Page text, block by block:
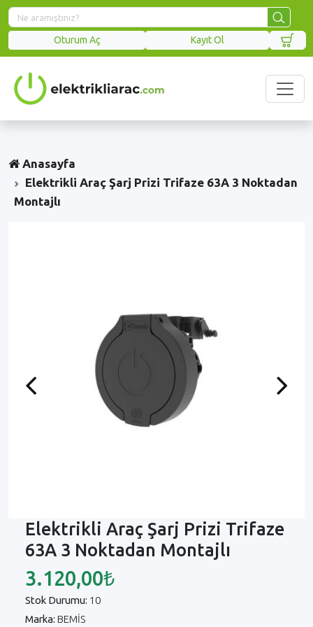
Oturum Aç Kayıt Ol
Anasayfa
Elektrikli Araç Şarj Prizi Trifaze 63A 3 Noktadan
Montajlı
Previous Next
Elektrikli Araç Şarj Prizi Trifaze
63A 3 Noktadan Montajlı
3.120,00₺
Stok Durumu: 10
Marka: BEMİS